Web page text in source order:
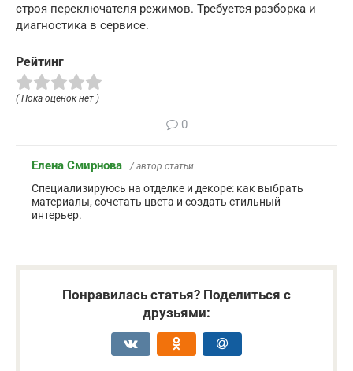
строя переключателя режимов. Требуется разборка и
диагностика в сервисе.
Рейтинг
( Пока оценок нет )
0
Елена Смирнова / автор статьи
Специализируюсь на отделке и декоре: как выбрать
материалы, сочетать цвета и создать стильный
интерьер.
Понравилась статья? Поделиться с
друзьями: